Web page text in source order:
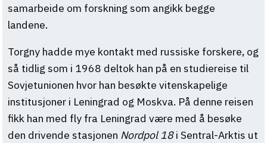
samarbeide om forskning som angikk begge
landene.
Torgny hadde mye kontakt med russiske forskere, og
så tidlig som i 1968 deltok han på en studiereise til
Sovjetunionen hvor han besøkte vitenskapelige
institusjoner i Leningrad og Moskva. På denne reisen
fikk han med fly fra Leningrad være med å besøke
den drivende stasjonen Nordpol 18i Sentral-Arktis ut